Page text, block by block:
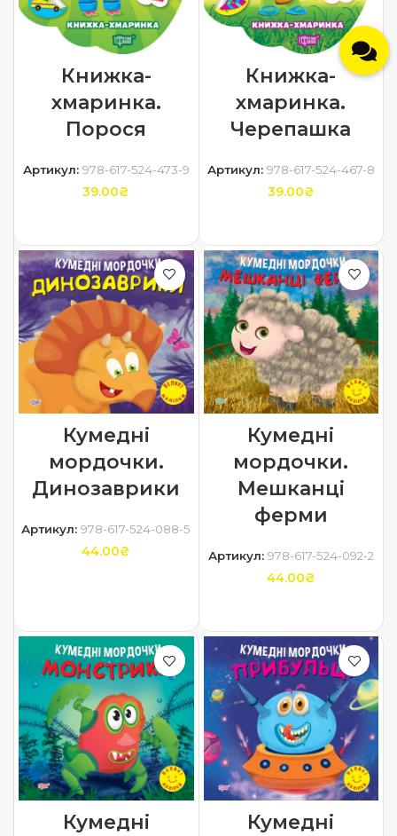
Книжка-
хмаринка.
Порося
Артикул: 978-617-524-473-9
39.00₴
Книжка-
хмаринка.
Черепашка
Артикул: 978-617-524-467-8
39.00₴
Кумедні
мордочки.
Динозаврики
Артикул:978-617-524-088-5
44.00₴
Кумедні
мордочки.
Мешканці
ферми
Артикул: 978-617-524-092-2
44.00₴
Кумедні
Кумедні